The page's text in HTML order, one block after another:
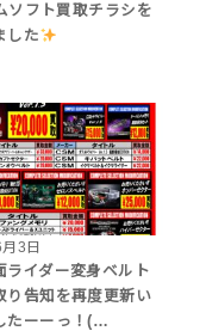
ソフト買取チラシを
した
3日
イダー変身ベルト
り告知を再度更新い
たーーっ！(…